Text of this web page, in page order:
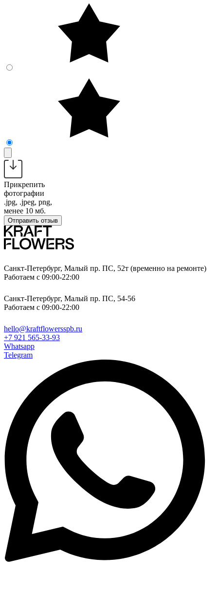
Прикрепить
фотографии
.jpg, .jpeg, png,
менее 10 мб.
Отправить отзыв
Санкт-Петербург, Малый пр. ПС, 52т (временно на ремонте)
Работаем с 09:00-22:00
Санкт-Петербург, Малый пр. ПС, 54-56
Работаем с 09:00-22:00
hello@kraftflowersspb.ru
+7 921 565-33-93
Whatsapp
Telegram